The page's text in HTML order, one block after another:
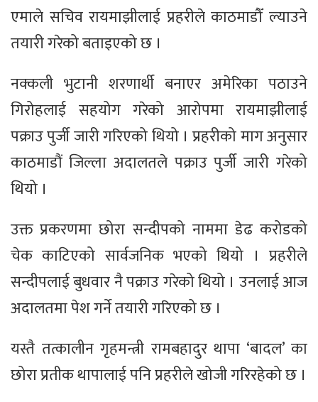
एमाले सचिव रायमाझीलाई प्रहरीले काठमाडौँ ल्याउने
तयारी गरेको बताइएको छ ।
नक्कली भुटानी शरणार्थी बनाएर अमेरिका पठाउने
गिरोहलाई सहयोग गरेको आरोपमा रायमाझीलाई
पक्राउ पुर्जी जारी गरिएको थियो । प्रहरीको माग अनुसार
काठमाडौं जिल्ला अदालतले पक्राउ पुर्जी जारी गरेको
थियो ।
उक्त प्रकरणमा छोरा सन्दीपको नाममा डेढ करोडको
चेक काटिएको सार्वजनिक भएको थियो । प्रहरीले
सन्दीपलाई बुधवार नै पक्राउ गरेको थियो । उनलाई आज
अदालतमा पेश गर्ने तयारी गरिएको छ ।
यस्तै तत्कालीन गृहमन्त्री रामबहादुर थापा ‘बादल’ का
छोरा प्रतीक थापालाई पनि प्रहरीले खोजी गरिरहेको छ ।